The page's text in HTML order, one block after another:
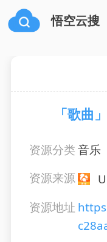
悟空云搜
「歌曲
资源分类音乐
资源来源
资源地址